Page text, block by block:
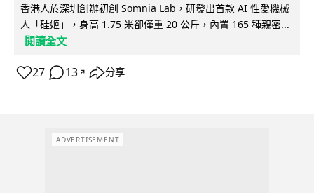
香港人於深圳創辦初創 Somnia Lab，研發出首款 AI 性愛機械
人「硅姬」，身高 1.75 米卻僅重 20 公斤，內置 165 種親密...
閱讀全文
27 13 ↗ 分享
ADVERTISEMENT